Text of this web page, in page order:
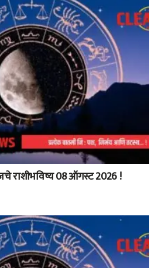
राशीभविष्य 08 ऑगस्ट 2026 !